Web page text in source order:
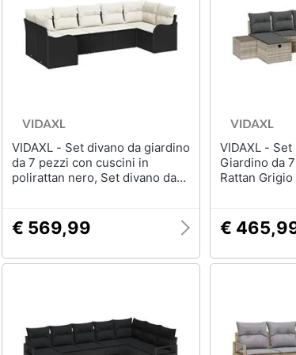
Box doccia
Vasca da bagno
Piatto doccia
Scarpiera
Mobili ingresso
Tessili
Tende da sole
Materasso matrimoniale
Illuminazione
Philips illuminazione
Lampadari moderni
VIDAXL - Set divano da giardino
da 7 pezzi con cuscini in
polirattan nero, Set divano da
€ 569,99
VIDAXL - Set Divano da
Giardino da
Rattan
€